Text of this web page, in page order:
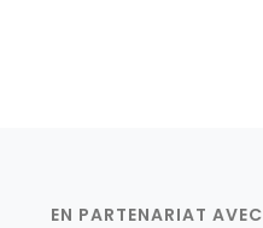
EN PARTENARIAT AVEC